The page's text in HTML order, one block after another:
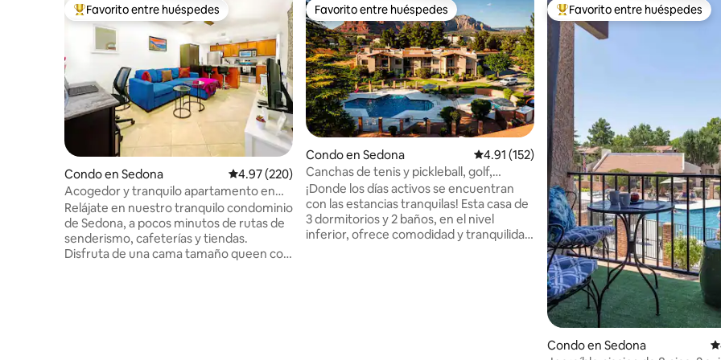
Favorito entre huéspedes preferido
Favorito entre huéspedes
Condo en Sedona Calificación promedio: 4.97 de 5, 220 reseñas
4.97 (220)
Acogedor y tranquilo apartamento en
Sedona - Excelente ubicación
Relájate en nuestro tranquilo condominio
de Sedona, a pocos minutos de rutas de
senderismo, cafeterías y tiendas.
Disfruta de una cama tamaño queen con
Favorito entre huéspedes
Favorito entre huéspedes
Condo en Sedona Calificación promedio: 4.91 de 5, 152 reseñas
4.91 (152)
Canchas de tenis y pickleball, golf,
senderismo, piscina
¡Donde los días activos se encuentran
con las estancias tranquilas! Esta casa de
3 dormitorios y 2 baños, en el nivel
inferior, ofrece comodidad y tranquilidad
Favorito entre huéspedes
Favorito entre huéspedes
Condo en Sedona